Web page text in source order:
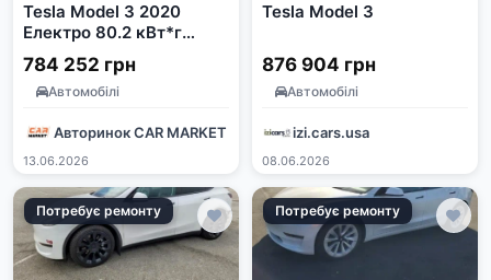
Tesla Model 3 2020
Електро 80.2 кВт*г
Червоний
784 252 грн
Автомобілі
Авторинок CAR MARKET
13.06.2026
Tesla Model 3
876 904 грн
Автомобілі
izi.cars.usa
08.06.2026
Потребує ремонту Потребує ремонту